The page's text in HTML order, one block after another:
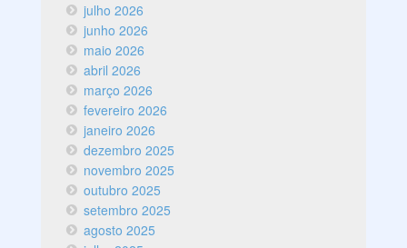
julho 2026
junho 2026
maio 2026
abril 2026
março 2026
fevereiro 2026
janeiro 2026
dezembro 2025
novembro 2025
outubro 2025
setembro 2025
agosto 2025